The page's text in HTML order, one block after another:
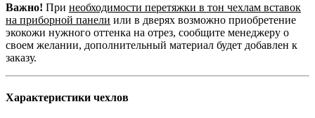
Важно! При необходимости перетяжки в тон чехлам вставок
на приборной панели или в дверях возможно приобретение
экокожи нужного оттенка на отрез, сообщите менеджеру о
своем желании, дополнительный материал будет добавлен к
заказу.
Характеристики чехлов